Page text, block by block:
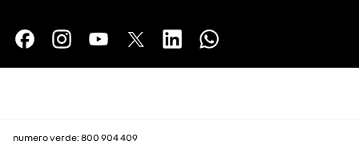
numero verde: 800 904 409